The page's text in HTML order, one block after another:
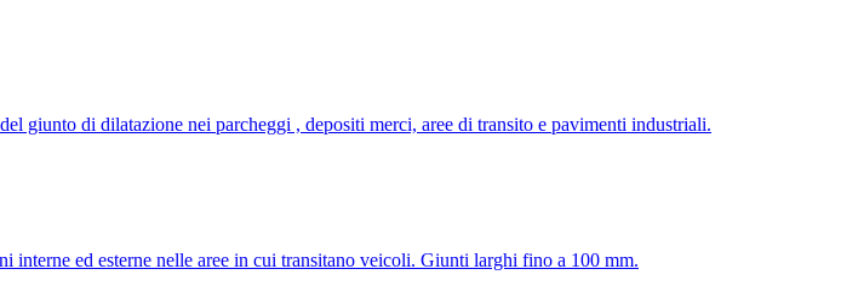
giunto di dilatazione nei parcheggi , depositi merci, aree di transito e pavimenti industriali.
interne ed esterne nelle aree in cui transitano veicoli. Giunti larghi fino a 100 mm.